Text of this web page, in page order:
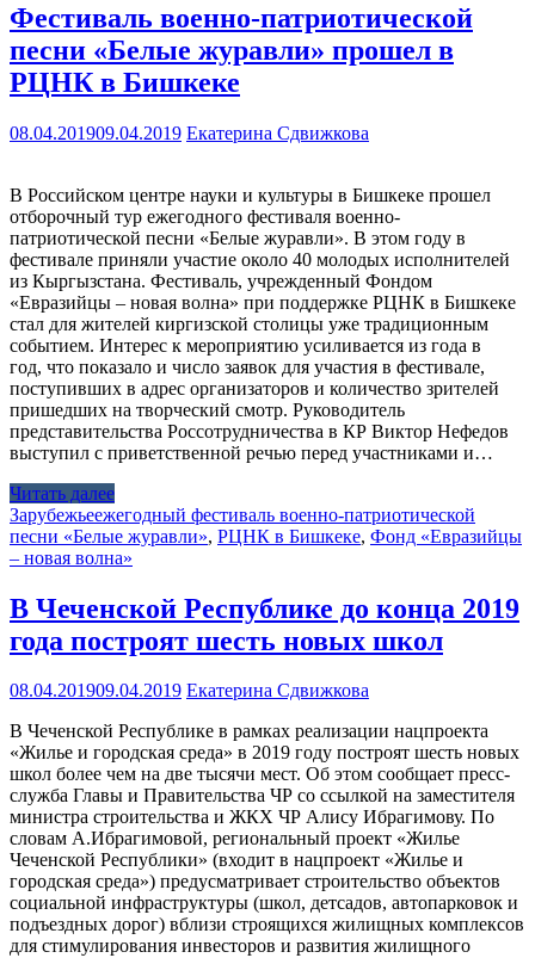
Фестиваль военно-патриотической
песни «Белые журавли» прошел в
РЦНК в Бишкеке
08.04.201909.04.2019 Екатерина Сдвижкова
В Российском центре науки и культуры в Бишкеке прошел
отборочный тур ежегодного фестиваля военно-
патриотической песни «Белые журавли». В этом году в
фестивале приняли участие около 40 молодых исполнителей
из Кыргызстана. Фестиваль, учрежденный Фондом
«Евразийцы – новая волна» при поддержке РЦНК в Бишкеке
стал для жителей киргизской столицы уже традиционным
событием. Интерес к мероприятию усиливается из года в
год, что показало и число заявок для участия в фестивале,
поступивших в адрес организаторов и количество зрителей
пришедших на творческий смотр. Руководитель
представительства Россотрудничества в КР Виктор Нефедов
выступил с приветственной речью перед участниками и…
Читать далее
Зарубежьеежегодный фестиваль военно-патриотической
песни «Белые журавли», РЦНК в Бишкеке, Фонд «Евразийцы
– новая волна»
В Чеченской Республике до конца 2019
года построят шесть новых школ
08.04.201909.04.2019 Екатерина Сдвижкова
В Чеченской Республике в рамках реализации нацпроекта
«Жилье и городская среда» в 2019 году построят шесть новых
школ более чем на две тысячи мест. Об этом сообщает пресс-
служба Главы и Правительства ЧР со ссылкой на заместителя
министра строительства и ЖКХ ЧР Алису Ибрагимову. По
словам А.Ибрагимовой, региональный проект «Жилье
Чеченской Республики» (входит в нацпроект «Жилье и
городская среда») предусматривает строительство объектов
социальной инфраструктуры (школ, детсадов, автопарковок и
подъездных дорог) вблизи строящихся жилищных комплексов
для стимулирования инвесторов и развития жилищного